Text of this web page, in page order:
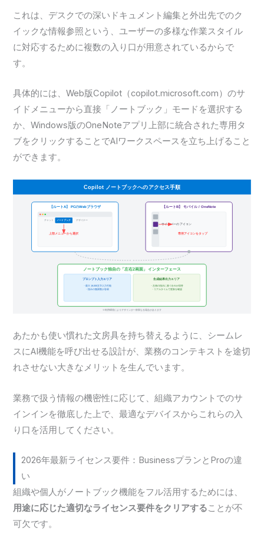
これは、デスクでの深いドキュメント編集と外出先でのク
イックな情報参照という、ユーザーの多様な作業スタイル
に対応するために複数の入り口が用意されているからで
す。
具体的には、Web版Copilot（copilot.microsoft.com）のサ
イドメニューから直接「ノートブック」モードを選択する
か、Windows版のOneNoteアプリ上部に統合された専用タ
ブをクリックすることでAIワークスペースを立ち上げること
ができます。
あたかも使い慣れた文房具を持ち替えるように、シームレ
スにAI機能を呼び出せる設計が、業務のコンテキストを途切
れさせない大きなメリットを生んでいます。
業務で扱う情報の機密性に応じて、組織アカウントでのサ
インインを徹底した上で、最適なデバイスからこれらの入
り口を活用してください。
2026年最新ライセンス要件：BusinessプランとProの違
い
組織や個人がノートブック機能をフル活用するためには、
用途に応じた適切なライセンス要件をクリアすることが不
可欠です。